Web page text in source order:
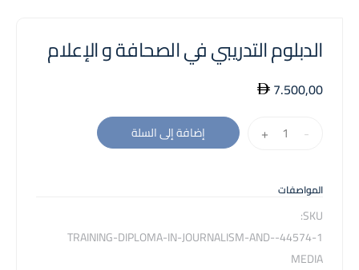
الدبلوم التدريبي في الصحافة و الإعلام
7.500,00
في
الصحافة
و
الإعلام
-
+ إضافة إلى السلة
المواصفات
SKU:
44574-1-TRAINING-DIPLOMA-IN-JOURNALISM-AND-
MEDIA